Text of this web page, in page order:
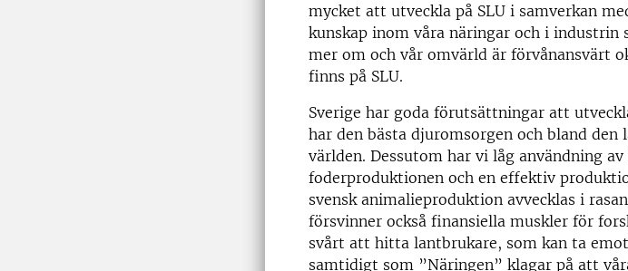
mycket att utveckla på SLU i samverkan
kunskap inom våra näringar och i industrin
mer om och vår omvärld är förvånansvärt
finns på SLU.
Sverige har goda förutsättningar att
har den bästa djuromsorgen och bland
världen. Dessutom har vi låg användning
foderproduktionen och en effektiv
svensk animalieproduktion avvecklas i
försvinner också finansiella muskler för
svårt att hitta lantbrukare, som kan ta
samtidigt som ”Näringen” klagar på att